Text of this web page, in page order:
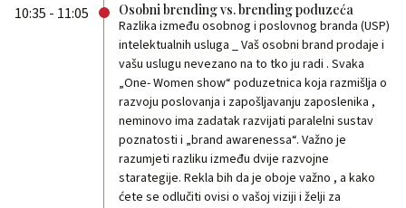
10:35 - 11:05 Osobni brending vs. brending poduzeća
Razlika između osobnog i poslovnog branda (USP)
intelektualnih usluga _ Vaš osobni brand prodaje i
vašu uslugu nevezano na to tko ju radi . Svaka
„One- Women show“ poduzetnica koja razmišlja o
razvoju poslovanja i zapošljavanju zaposlenika ,
neminovo ima zadatak razvijati paralelni sustav
poznatosti i „brand awarenessa“. Važno je
razumjeti razliku između dvije razvojne
starategije. Rekla bih da je oboje važno , a kako
ćete se odlučiti ovisi o vašoj viziji i želji za